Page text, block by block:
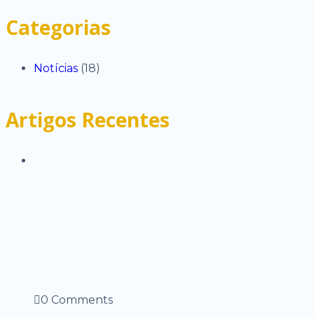
Categorias
Notícias (18)
Artigos Recentes
0 Comments